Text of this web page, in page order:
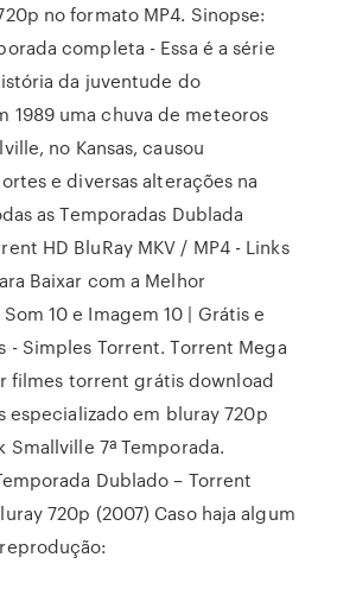
no formato MP4. Sinopse:
completa - Essa é a série
da juventude do
1989 uma chuva de meteoros
no Kansas, causou
e diversas alterações na
as Temporadas Dublada
HD BluRay MKV / MP4 - Links
Baixar com a Melhor
10 e Imagem 10 | Grátis e
- Simples Torrent. Torrent Mega
filmes torrent grátis download
especializado em bluray 720p
Smallville 7ª Temporada.
Dublado – Torrent
720p (2007) Caso haja algum